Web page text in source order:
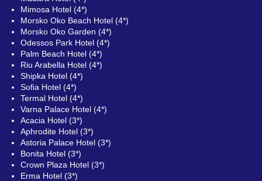
Mimosa Hotel (4*)
Morsko Oko Beach Hotel (4*)
Morsko Oko Garden (4*)
Odessos Park Hotel (4*)
Palm Beach Hotel (4*)
Riu Arabella Hotel (4*)
Shipka Hotel (4*)
Sofia Hotel (4*)
Termal Hotel (4*)
Varna Palace Hotel (4*)
Acacia Hotel (3*)
Aphrodite Hotel (3*)
Astoria Palace Hotel (3*)
Bonita Hotel (3*)
Crown Plaza Hotel (3*)
Erma Hotel (3*)